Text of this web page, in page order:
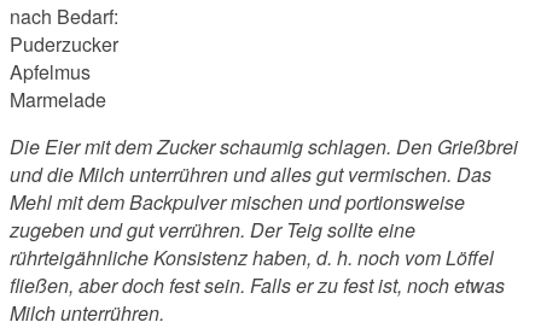
nach Bedarf:
Puderzucker
Apfelmus
Marmelade
Die Eier mit dem Zucker schaumig schlagen. Den Grießbrei
und die Milch unterrühren und alles gut vermischen. Das
Mehl mit dem Backpulver mischen und portionsweise
zugeben und gut verrühren. Der Teig sollte eine
rührteigähnliche Konsistenz haben, d. h. noch vom Löffel
fließen, aber doch fest sein. Falls er zu fest ist, noch etwas
Milch unterrühren.